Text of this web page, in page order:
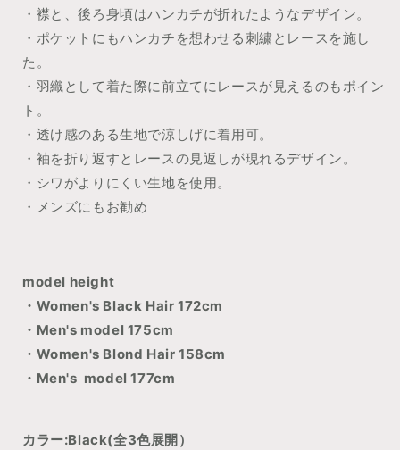
・襟と、後ろ身頃はハンカチが折れたようなデザイン。
・ポケットにもハンカチを想わせる刺繍とレースを施し
た。
・羽織として着た際に前立てにレースが見えるのもポイン
ト。
・透け感のある生地で涼しげに着用可。
・袖を折り返すとレースの見返しが現れるデザイン。
・シワがよりにくい生地を使用。
・メンズにもお勧め
model height
・Women's Black Hair 172cm
・Men's model 175cm
・Women's Blond Hair 158cm
・Men's model 177cm
カラー:Black(全3色展開）